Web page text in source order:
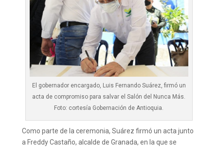
El gobernador encargado, Luis Fernando Suárez, firmó un
acta de compromiso para salvar el Salón del Nunca Más.
Foto: cortesía Gobernación de Antioquia.
Como parte de la ceremonia, Suárez firmó un acta junto
a Freddy Castaño, alcalde de Granada, en la que se